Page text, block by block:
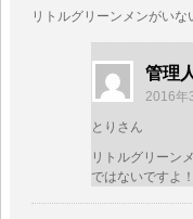
リトルグリーンメンがいな
管理
2016年
とりさん
リトルグリーン
ではないですよ！